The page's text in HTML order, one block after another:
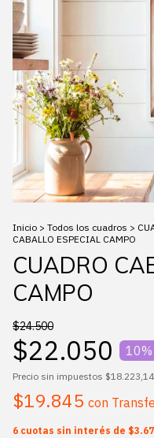
Inicio > Todos los cuadros >
CABALLO ESPECIAL CAMPO
CUADRO
CAMPO
$24.500
$22.050 10
Precio sin impuestos $18.223,14
$19.845 con
6 cuotas sin interés de